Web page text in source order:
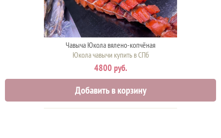
Чавыча Юкола вялено-копчёная
Юкола чавычи купить в СПб
4800 руб.
Добавить в корзину